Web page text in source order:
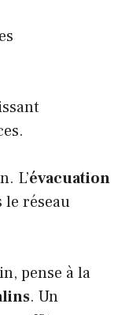
L’évacuation
le réseau
pense à la
. Un